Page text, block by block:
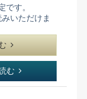
です。
いただけま
む